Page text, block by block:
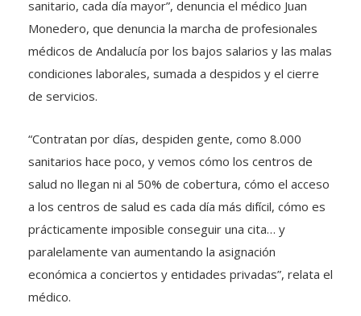
sanitario, cada día mayor”, denuncia el médico Juan
Monedero, que denuncia la marcha de profesionales
médicos de Andalucía por los bajos salarios y las malas
condiciones laborales, sumada a despidos y el cierre
de servicios.
“Contratan por días, despiden gente, como 8.000
sanitarios hace poco, y vemos cómo los centros de
salud no llegan ni al 50% de cobertura, cómo el acceso
a los centros de salud es cada día más difícil, cómo es
prácticamente imposible conseguir una cita… y
paralelamente van aumentando la asignación
económica a conciertos y entidades privadas”, relata el
médico.